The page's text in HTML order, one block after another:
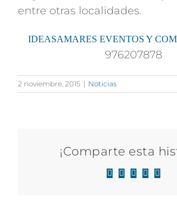
entre otras localidades.
IDEASAMARES EVENTOS Y
976207878
2 noviembre, 2015 | Noticias
¡Comparte esta
Facebook
X LinkedIn
WhatsApp
Correo